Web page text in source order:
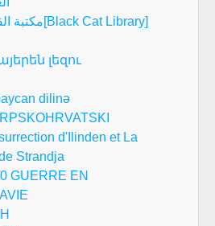
مكتبة القطة السوداء[Black Cat Library]
լեզու
dilinə
d'Ilinden et La
Strandja
GUERRE EN